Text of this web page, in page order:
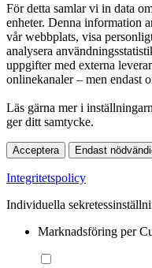
För detta samlar vi in data
enheter. Denna information
vår webbplats, visa
analysera
uppgifter med externa
onlinekanaler – men endast
Läs gärna mer i
ger ditt samtycke.
Acceptera Endast
Integritetspolicy
Individuella
Marknadsföring per